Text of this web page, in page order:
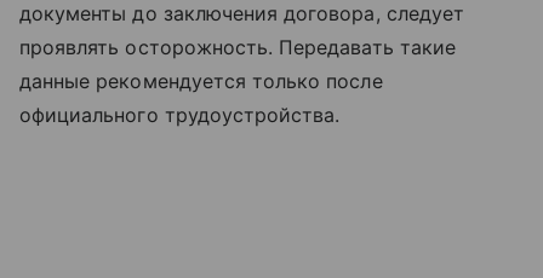
документы до заключения договора, следует
проявлять осторожность. Передавать такие
данные рекомендуется только после
официального трудоустройства.